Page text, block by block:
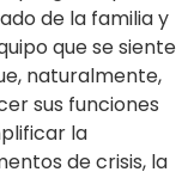
de la familia y
que se siente
naturalmente,
sus funciones
la
de crisis, la